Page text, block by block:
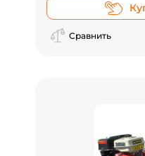
Сравнить